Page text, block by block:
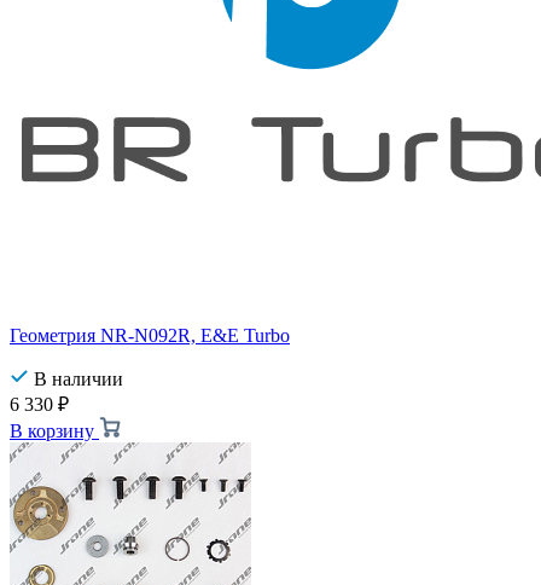
Геометрия NR-N092R, E&E Turbo
В наличии
6 330 ₽
В корзину